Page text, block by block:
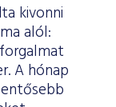
kivonni
alól:
A hónap